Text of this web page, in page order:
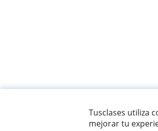
Tusclases utiliza
mejorar tu
© 2007 - 2026 Tusclases.pe